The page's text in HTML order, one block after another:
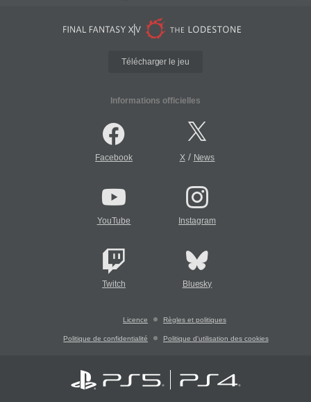
Télécharger le jeu
Informations officielles
Facebook X/ News
YouTube Instagram
Twitch Bluesky
Licence Règles et politiques
Politique de confidentialité Politique d'utilisation des cookies